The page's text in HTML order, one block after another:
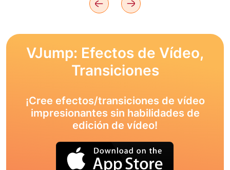
VJump: Efectos de Vídeo,
Transiciones
¡Cree efectos/transiciones de vídeo
impresionantes sin habilidades de
edición de vídeo!